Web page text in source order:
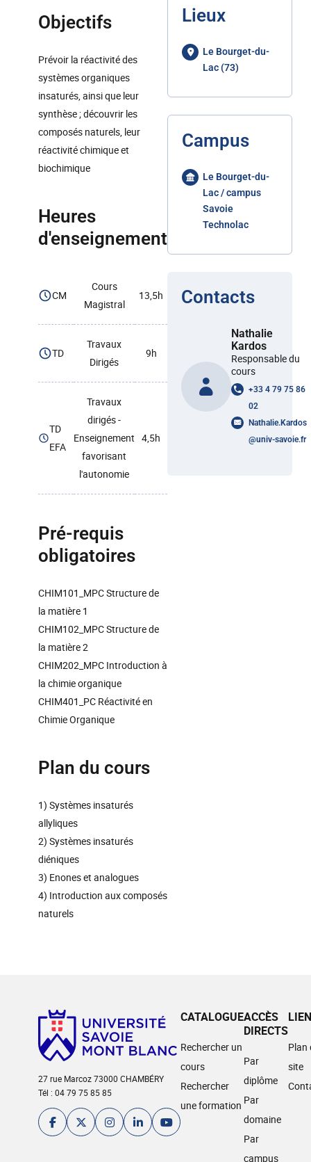
Objectifs
Prévoir la réactivité des
systèmes organiques
insaturés, ainsi que leur
synthèse ; découvrir les
composés naturels, leur
réactivité chimique et
biochimique
Heures
d'enseignement
CM
Cours
Magistral
13,5h
TD
Travaux
Dirigés
9h
TD
EFA
Travaux
dirigés -
Enseignement
favorisant
l'autonomie
4,5h
Pré-requis
obligatoires
CHIM101_MPC Structure de
la matière 1
CHIM102_MPC Structure de
la matière 2
CHIM202_MPC Introduction à
la chimie organique
CHIM401_PC Réactivité en
Chimie Organique
Plan du cours
1) Systèmes insaturés
allyliques
2) Systèmes insaturés
diéniques
3) Enones et analogues
4) Introduction aux composés
naturels
Lieux
Le Bourget-du-
Lac (73)
Campus
Le Bourget-du-
Lac / campus
Savoie
Technolac
Contacts
Nathalie
Kardos
Responsable du
cours
+33 4 79 75 86
02
Nathalie.Kardos
@univ-savoie.fr
27 rue Marcoz 73000 CHAMBÉRY
Tél : 04 79 75 85 85
CATALOGUE
Rechercher un
cours
Rechercher
une formation
ACCÈS
DIRECTS
Par
diplôme
Par
domaine
Par
campus
Plan
site